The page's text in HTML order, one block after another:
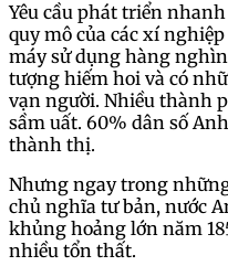
Yêu cầu phát triển
quy mô của các xí
máy sử dụng hàng
tượng hiếm hoi và có
vạn người. Nhiều thành
sầm uất. 60% dân số
thành thị.
Nhưng ngay trong
chủ nghĩa tư bản, nước
khủng hoảng lớn năm
nhiều tổn thất.